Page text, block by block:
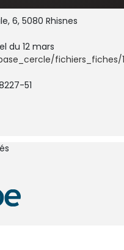
6, 5080 Rhisnes
du 12 mars
fichiers_fiches/
51